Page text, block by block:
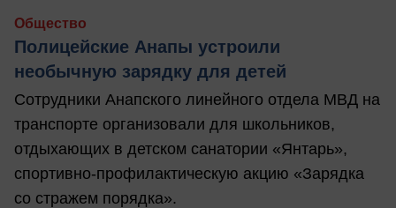
Общество
Полицейские Анапы устроили
необычную зарядку для детей
Сотрудники Анапского линейного отдела МВД на
транспорте организовали для школьников,
отдыхающих в детском санатории «Янтарь»,
спортивно-профилактическую акцию «Зарядка
со стражем порядка».